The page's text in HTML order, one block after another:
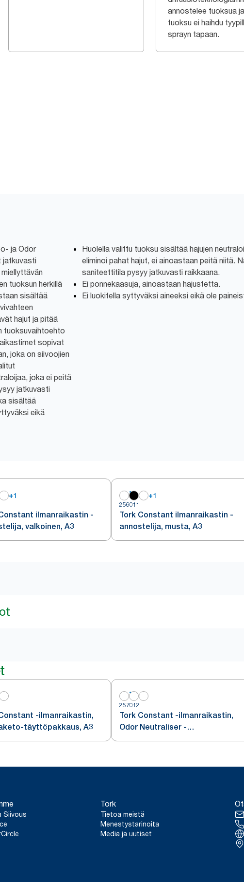
annostelee tuoksua
tuoksu ei haihdu
sprayn tapaan.
ja Odor
jatkuvasti
tuoksun herkillä
sisältää
hajut ja pitää
tuoksuvaihtoehto
sopivat
joka on siivoojien
joka ei peitä
jatkuvasti
sisältää
eikä
Huolella valittu tuoksu sisältää hajujen
eliminoi pahat hajut, ei ainoastaan peitä niitä.
saniteettitila pysyy jatkuvasti raikkaana.
Ei ponnekaasuja, ainoastaan hajustetta.
Ei luokitella syttyväksi aineeksi eikä ole
+1
ilmanraikastin -
valkoinen, A3
+1
256011
Tork Constant ilmanraikastin -
annostelija, musta, A3
-ilmanraikastin,
täyttöpakkaus, A3
257012
Tork Constant -ilmanraikastin,
Odor Neutraliser -
täyttöpakkaus, A3
Siivous
Tork
Tietoa meistä
Menestystarinoita
Media ja uutiset